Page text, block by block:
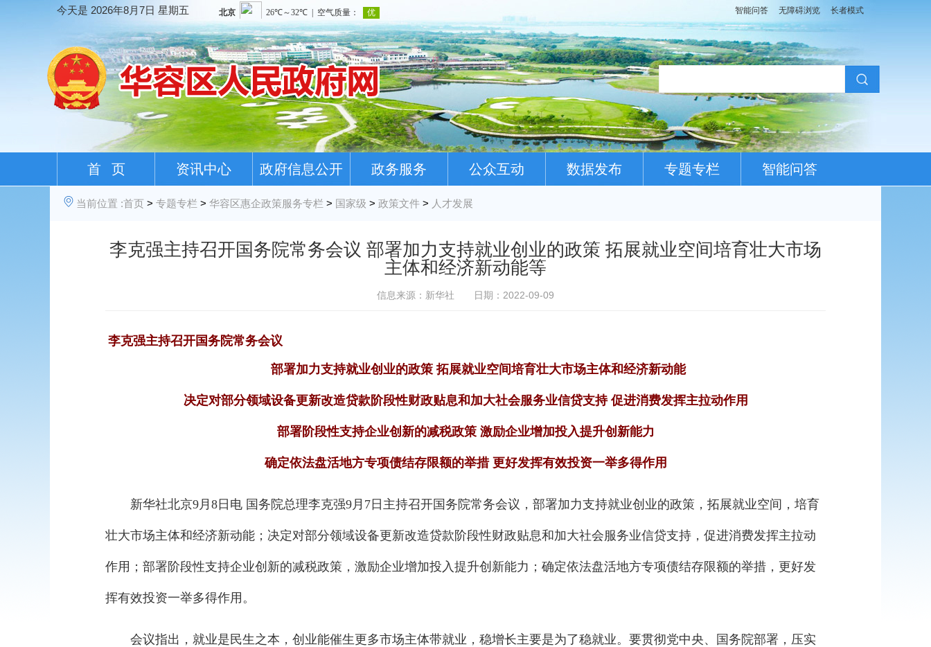
今天是 2026年8月7日 星期五 智能问答 无障碍浏览 长者模式
首 页 资讯中心 政府信息公开 政务服务 公众互动 数据发布 专题专栏 智能问答
当前位置 :首页 > 专题专栏 > 华容区惠企政策服务专栏 > 国家级 > 政策文件 > 人才发展
李克强主持召开国务院常务会议 部署加力支持就业创业的政策 拓展就业空间培育壮大市场
主体和经济新动能等
信息来源：新华社 日期：2022-09-09
李克强主持召开国务院常务会议
部署加力支持就业创业的政策 拓展就业空间培育壮大市场主体和经济新动能
决定对部分领域设备更新改造贷款阶段性财政贴息和加大社会服务业信贷支持 促进消费发挥主拉动作用
部署阶段性支持企业创新的减税政策 激励企业增加投入提升创新能力
确定依法盘活地方专项债结存限额的举措 更好发挥有效投资一举多得作用
新华社北京9月8日电 国务院总理李克强9月7日主持召开国务院常务会议，部署加力支持就业创业的政策，拓展就业空间，培育
壮大市场主体和经济新动能；决定对部分领域设备更新改造贷款阶段性财政贴息和加大社会服务业信贷支持，促进消费发挥主拉动
作用；部署阶段性支持企业创新的减税政策，激励企业增加投入提升创新能力；确定依法盘活地方专项债结存限额的举措，更好发
挥有效投资一举多得作用。
会议指出，就业是民生之本，创业能催生更多市场主体带就业，稳增长主要是为了稳就业。要贯彻党中央、国务院部署，压实